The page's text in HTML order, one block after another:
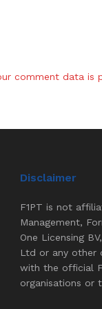
comment data is
Disclaimer
F1PT is not
Management,
One Licensing
Ltd or any other
with the official
organisations or